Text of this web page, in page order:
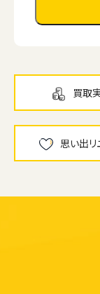
買取
思い出リ